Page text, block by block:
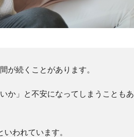
が続くことがあります。
か」と不安になってしまうこともあ
われています。